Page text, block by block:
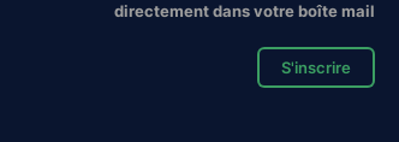
directement dans votre boîte mail
S'inscrire